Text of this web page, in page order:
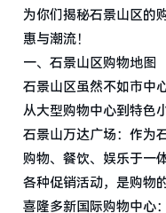
为你们揭秘石景山区的
惠与潮流！
一、石景山区购物地图
石景山区虽然不如市中
从大型购物中心到特色
石景山万达广场：作为
购物、餐饮、娱乐于一
各种促销活动，是购物
喜隆多新国际购物中心